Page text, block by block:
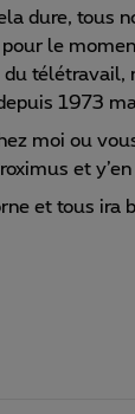
dure, tous
le
télétravail,
1973
moi ou
et y’en
et tous ira